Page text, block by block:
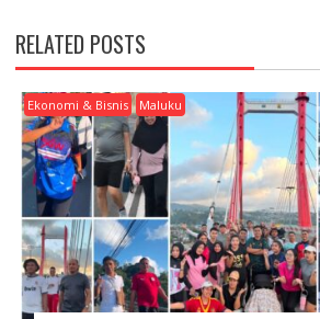
A
V
I
G
A
T
N
RELATED POSTS
Ekonomi & Bisnis Maluku